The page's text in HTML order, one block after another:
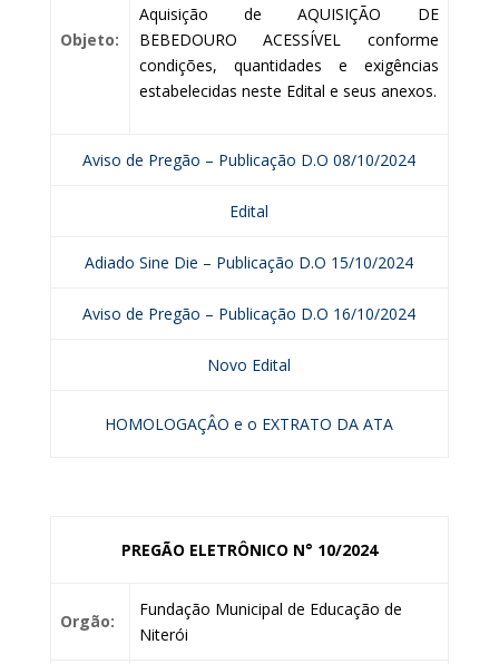
Objeto:
Aquisição de AQUISIÇÃO DE
BEBEDOURO ACESSÍVEL conforme
condições, quantidades e exigências
estabelecidas neste Edital e seus anexos.
Aviso de Pregão – Publicação D.O 08/10/2024
Edital
Adiado Sine Die – Publicação D.O 15/10/2024
Aviso de Pregão – Publicação D.O 16/10/2024
Novo Edital
HOMOLOGAÇÂO e o EXTRATO DA ATA
PREGÃO ELETRÔNICO N° 10/2024
Orgão:
Fundação Municipal de Educação de
Niterói